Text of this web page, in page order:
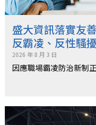
盛大資訊落實友
反霸凌、反性騷
2026 年 8 月 3 日
因應職場霸凌防治新制